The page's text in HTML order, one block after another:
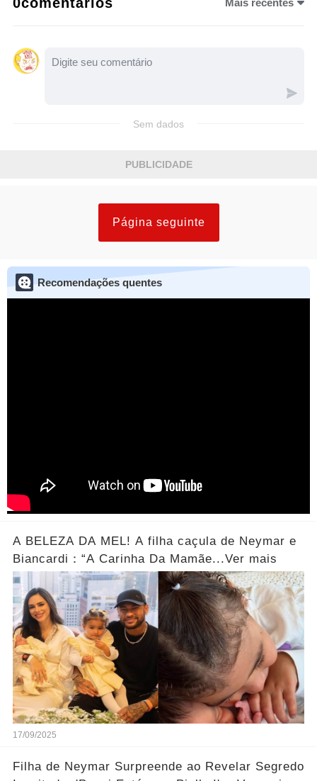
Mais recentes
Sem dados
PUBLICIDADE
Página seguinte
Recomendações quentes
A BELEZA DA MEL! A filha caçula de Neymar e
Biancardi：“A Carinha Da Mamãe...Ver mais
17/09/2025
Filha de Neymar Surpreende ao Revelar Segredo